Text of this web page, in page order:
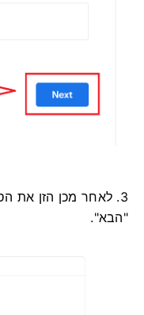
3. לאחר מכן הזן את
"הבא".